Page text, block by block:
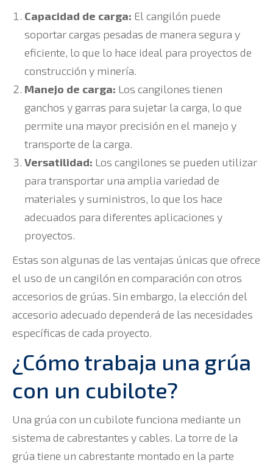
Capacidad de carga: El cangilón puede
soportar cargas pesadas de manera segura y
eficiente, lo que lo hace ideal para proyectos de
construcción y minería.
Manejo de carga: Los cangilones tienen
ganchos y garras para sujetar la carga, lo que
permite una mayor precisión en el manejo y
transporte de la carga.
Versatilidad: Los cangilones se pueden utilizar
para transportar una amplia variedad de
materiales y suministros, lo que los hace
adecuados para diferentes aplicaciones y
proyectos.
Estas son algunas de las ventajas únicas que ofrece
el uso de un cangilón en comparación con otros
accesorios de grúas. Sin embargo, la elección del
accesorio adecuado dependerá de las necesidades
específicas de cada proyecto.
¿Cómo trabaja una grúa
con un cubilote?
Una grúa con un cubilote funciona mediante un
sistema de cabrestantes y cables. La torre de la
grúa tiene un cabrestante montado en la parte